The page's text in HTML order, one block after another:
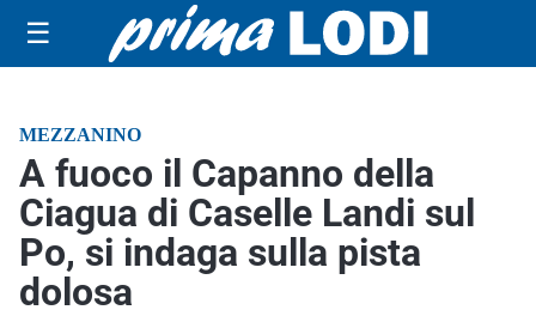
☰
MEZZANINO
A fuoco il Capanno della
Ciagua di Caselle Landi sul
Po, si indaga sulla pista
dolosa